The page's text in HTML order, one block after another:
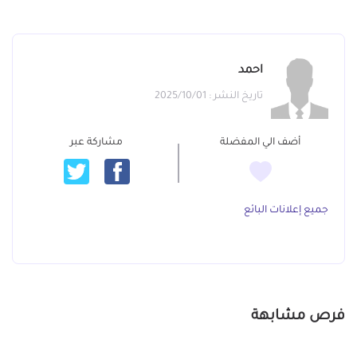
احمد
تاريخ النشر : 2025/10/01
أضف الي المفضلة مشاركة عبر
جميع إعلانات البائع
فرص مشابهة